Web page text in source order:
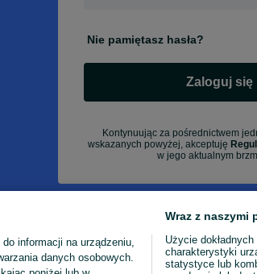
Nie pamiętasz hasła?
Zaloguj się
Kontynuując za pośrednictwem
wskazanych powyżej, akceptuję
w jego aktualnym
informacji na urządzeniu,
danych osobowych.
Wraz z naszymi
Użycie
charakterystyki
statystyce lub